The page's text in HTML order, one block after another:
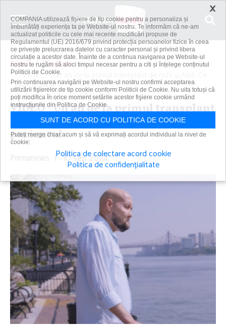
Acasă
Sănătate
VIDEO - Un an de la primul transplant de ochi şi faţă. Ce
spun medicii şi...
VIDEO - Un an de la primul transplant
de ochi şi faţă. Ce spun medicii şi
pacientul
Primanews | 10 sep 2024
×
COMPANIA utilizează fişiere de tip cookie pentru a personaliza și
îmbunătăți experiența ta pe Website-ul nostru. Te informăm că ne-am
actualizat politicile cu cele mai recente modificări propuse de
Regulamentul (UE) 2016/679 privind protecția persoanelor fizice în ceea
ce privește prelucrarea datelor cu caracter personal și privind libera
circulație a acestor date. Înainte de a continua navigarea pe Website-ul
nostru te rugăm să aloci timpul necesar pentru a citi și înțelege conținutul
Politicii de Cookie.
Prin continuarea navigării pe Website-ul nostru confirmi acceptarea
utilizării fişierelor de tip cookie conform Politicii de Cookie. Nu uita totuși că
poți modifica în orice moment setările acestor fişiere cookie urmând
instrucțiunile din Politica de Cookie.
SUNT DE ACORD CU POLITICA DE COOKIE
Puteți merge chiar acum și să vă exprimați acordul individual la nivel de
cookie:
Politica de colectare acord cookie
Politica de confidențialitate